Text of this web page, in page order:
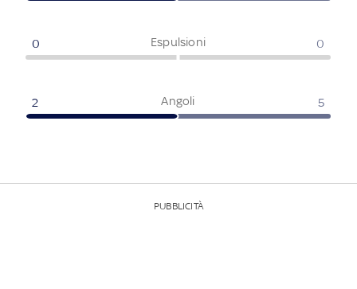
Espulsioni
0 0
Angoli
2 5
PUBBLICITÀ